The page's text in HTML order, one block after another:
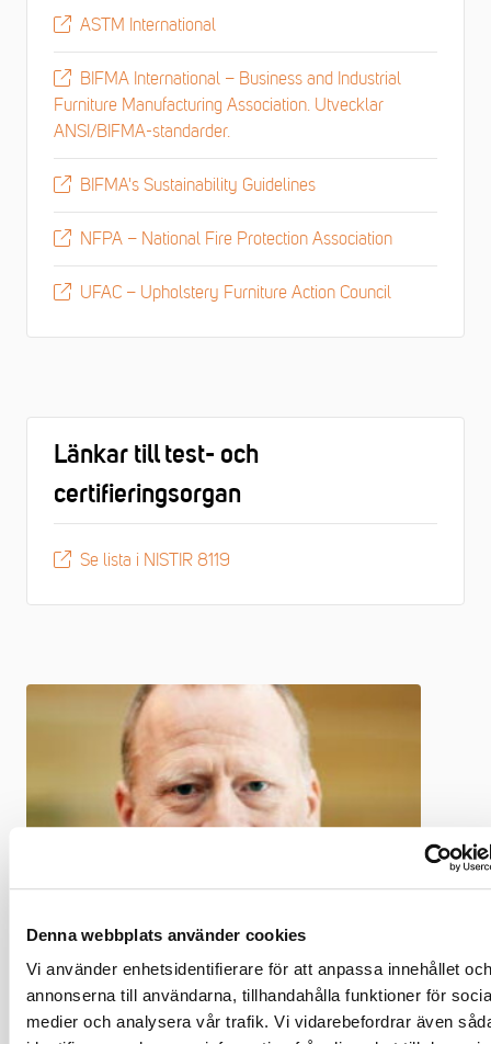
Denna webbplats använder cookies
Vi använder enhetsidentifierare för att anpassa innehållet och
annonserna till användarna, tillhandahålla funktioner för
medier och analysera vår trafik. Vi vidarebefordrar även
ASTM International
BIFMA International – Business and Industrial
Furniture Manufacturing Association. Utvecklar
ANSI/BIFMA-standarder.
BIFMA's Sustainability Guidelines
NFPA – National Fire Protection Association
UFAC – Upholstery Furniture Action Council
Länkar till test- och
certifieringsorgan
Se lista i NISTIR 8119
Robin Ljungar